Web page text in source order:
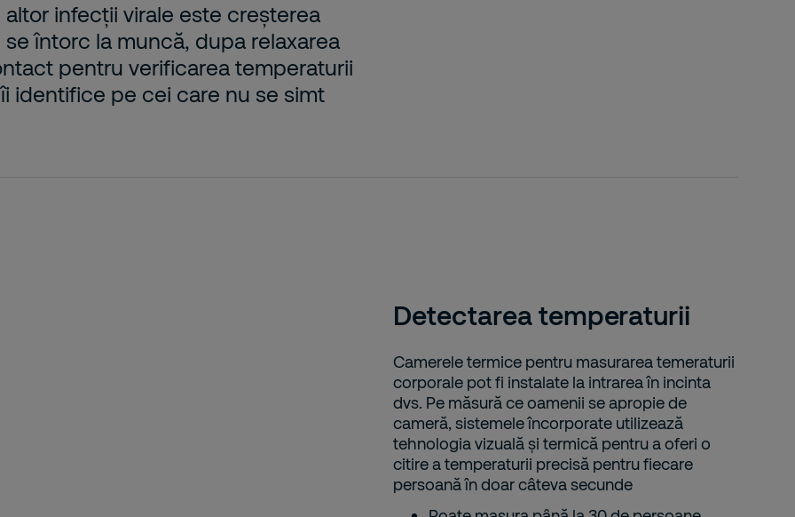
infecții virale este creșterea
întorc la muncă, dupa relaxarea
pentru verificarea temperaturii
identifice pe cei care nu se simt
Detectarea temperaturii
Camerele termice pentru masurarea temeraturii
corporale pot fi instalate la intrarea în incinta
dvs. Pe măsură ce oamenii se apropie de
cameră, sistemele încorporate utilizează
tehnologia vizuală și termică pentru a oferi o
citire a temperaturii precisă pentru fiecare
persoană în doar câteva secunde